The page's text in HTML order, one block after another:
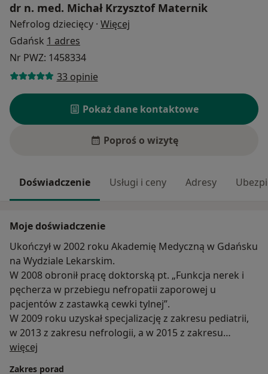
dr n. med. Michał Krzysztof Maternik
Nefrolog dziecięcy · Więcej
Gdańsk 1 adres
Nr PWZ: 1458334
33 opinie
Pokaż dane kontaktowe
Poproś o wizytę
Doświadczenie Usługi i ceny Adresy
Moje doświadczenie
Ukończył w 2002 roku Akademię Medyczną w Gdańsku
na Wydziale Lekarskim.
W 2008 obronił pracę doktorską pt. „Funkcja nerek i
pęcherza w przebiegu nefropatii zaporowej u
pacjentów z zastawką cewki tylnej”.
W 2009 roku uzyskał specjalizację z zakresu pediatrii,
w 2013 z zakresu nefrologii, a w 2015 z zakresu
nefrologii dziecięcej.
więcej
Zakres porad